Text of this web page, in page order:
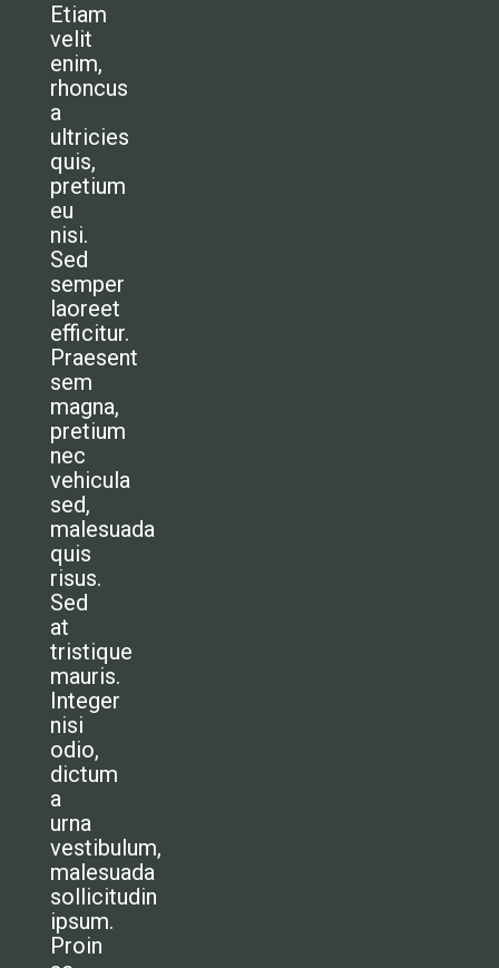
Etiam
velit
enim,
rhoncus
a
ultricies
quis,
pretium
eu
nisi.
Sed
semper
laoreet
efficitur.
Praesent
sem
magna,
pretium
nec
vehicula
sed,
malesuada
quis
risus.
Sed
at
tristique
mauris.
Integer
nisi
odio,
dictum
a
urna
vestibulum,
malesuada
sollicitudin
ipsum.
Proin